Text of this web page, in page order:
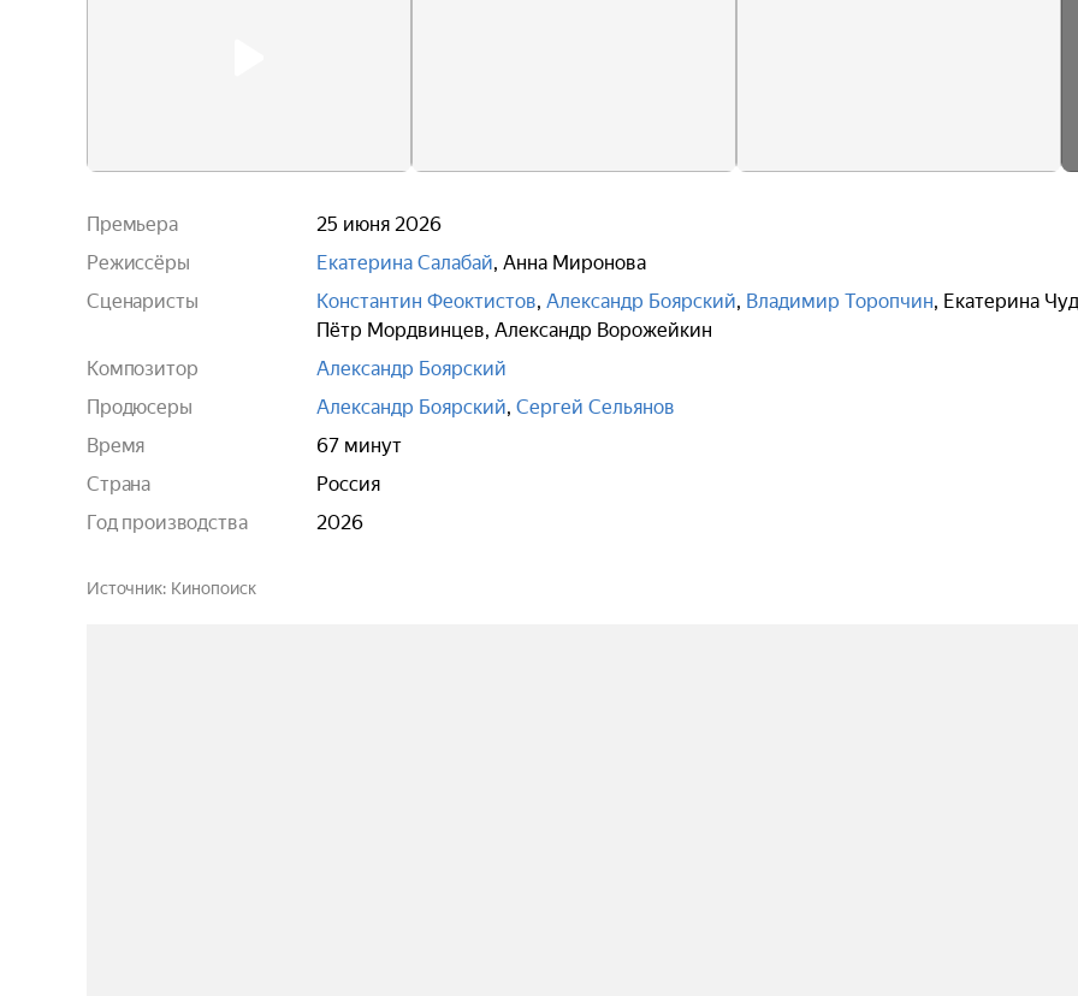
Премьера
25 июня 2026
Режиссёры
Екатерина Салабай, Анна Миронова
Сценаристы
Константин Феоктистов, Александр Боярский, Владимир Торопчин, Екатерина
Пётр Мордвинцев, Александр Ворожейкин
Композитор
Александр Боярский
Продюсеры
Александр Боярский, Сергей Сельянов
Время
67 минут
Страна
Россия
Год производства
2026
Источник Кинопоиск